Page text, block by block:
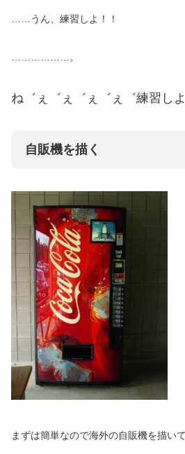
……うん、練習しよ！！
………………。
ね゛ぇ゛ぇ゛ぇ゛ぇ゛練習し
自販機を描く
まずは簡単なので海外の自販機を描いて